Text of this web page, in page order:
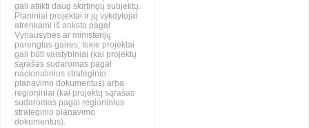
gali atlikti daug skirtingų subjektų.
Planiniai projektai ir jų vykdytojai
atrenkami iš anksto pagal
Vyriausybės ar ministerijų
parengtas gaires; tokie projektai
gali būti valstybiniai (kai projektų
sąrašas sudaromas pagal
nacionalinius strateginio
planavimo dokumentus) arba
regioniniai (kai projektų sąrašas
sudaromas pagal regioninius
strateginio planavimo
dokumentus).